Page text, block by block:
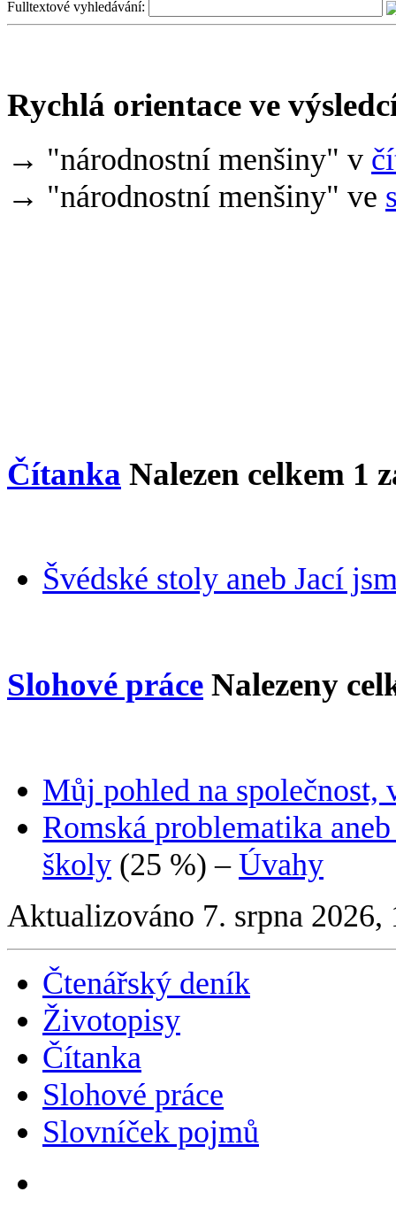
Fulltextové vyhledávání:
Rychlá orientace ve
→ "národnostní menšiny" v
→ "národnostní menšiny" ve
Čítanka Nalezen celkem 1
Švédské stoly aneb Jací
Slohové práce Nalezeny
Můj pohled na společnost,
Romská problematika
školy (25 %) – Úvahy
Aktualizováno 7. srpna 2026,
Čtenářský deník
Životopisy
Čítanka
Slohové práce
Slovníček pojmů